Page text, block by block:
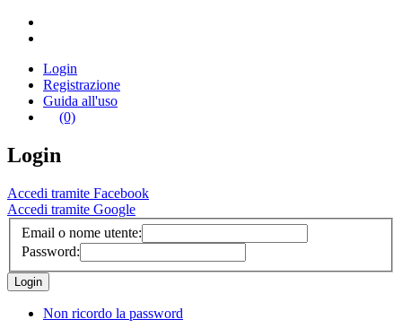
Login
Registrazione
Guida all'uso
(0)
Login
Accedi tramite Facebook
Accedi tramite Google
Email o nome utente:
Password:
Non ricordo la password